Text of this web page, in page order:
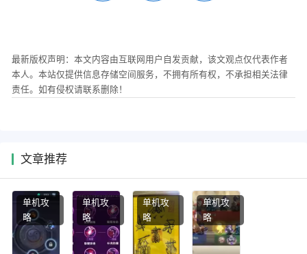
最新版权声明：本文内容由互联网用户自发贡献，该文观点仅代表作者
本人。本站仅提供信息存储空间服务，不拥有所有权，不承担相关法律
责任。如有侵权请联系删除！
文章推荐
单机攻
略
单机攻
略
单机攻
略
单机攻
略